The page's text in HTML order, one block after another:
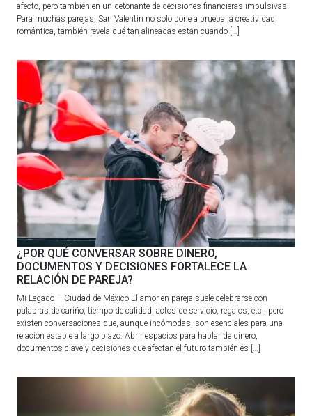
afecto, pero también en un detonante de decisiones financieras impulsivas.
Para muchas parejas, San Valentín no solo pone a prueba la creatividad
romántica, también revela qué tan alineadas están cuando […]
¿POR QUÉ CONVERSAR SOBRE DINERO,
DOCUMENTOS Y DECISIONES FORTALECE LA
RELACIÓN DE PAREJA?
Mi Legado – Ciudad de México El amor en pareja suele celebrarse con
palabras de cariño, tiempo de calidad, actos de servicio, regalos, etc., pero
existen conversaciones que, aunque incómodas, son esenciales para una
relación estable a largo plazo. Abrir espacios para hablar de dinero,
documentos clave y decisiones que afectan el futuro también es […]